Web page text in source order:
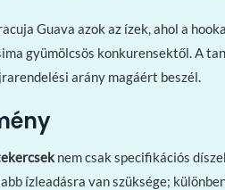
Guava azok az ízek, ahol a
gyümölcsös konkurensektől. A
arány magáért beszél.
nem csak specifikációs
ízleadásra van szüksége;